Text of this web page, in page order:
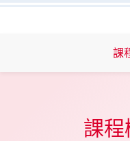
課
課程